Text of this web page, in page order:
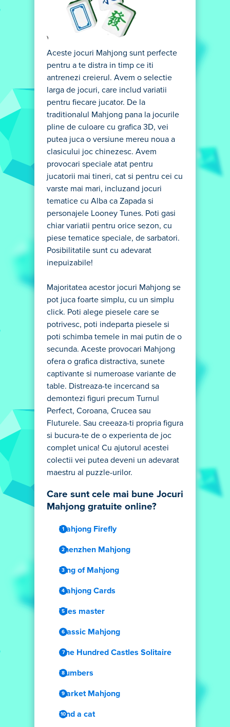
Aceste jocuri Mahjong sunt perfecte
pentru a te distra in timp ce iti
antrenezi creierul. Avem o selectie
larga de jocuri, care includ variatii
pentru fiecare jucator. De la
traditionalul Mahjong pana la jocurile
pline de culoare cu grafica 3D, vei
putea juca o versiune mereu noua a
clasicului joc chinezesc. Avem
provocari speciale atat pentru
jucatorii mai tineri, cat si pentru cei cu
varste mai mari, incluzand jocuri
tematice cu Alba ca Zapada si
personajele Looney Tunes. Poti gasi
chiar variatii pentru orice sezon, cu
piese tematice speciale, de sarbatori.
Posibilitatile sunt cu adevarat
inepuizabile!
Majoritatea acestor jocuri Mahjong se
pot juca foarte simplu, cu un simplu
click. Poti alege piesele care se
potrivesc, poti indeparta piesele si
poti schimba temele in mai putin de o
secunda. Aceste provocari Mahjong
ofera o grafica distractiva, sunete
captivante si numeroase variante de
table. Distreaza-te incercand sa
demontezi figuri precum Turnul
Perfect, Coroana, Crucea sau
Fluturele. Sau creeaza-ti propria figura
si bucura-te de o experienta de joc
complet unica! Cu ajutorul acestei
colectii vei putea deveni un adevarat
maestru al puzzle-urilor.
Care sunt cele mai bune Jocuri
Mahjong gratuite online?
Mahjong Firefly
Shenzhen Mahjong
King of Mahjong
Mahjong Cards
Tiles master
Classic Mahjong
One Hundred Castles Solitaire
Numbers
Market Mahjong
Find a cat